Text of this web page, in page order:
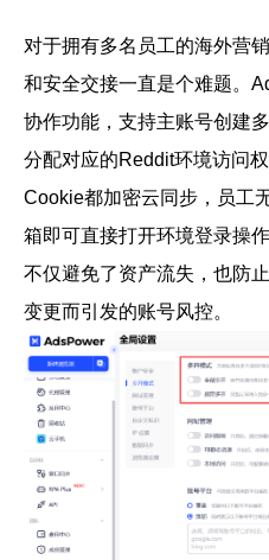
对于拥有多名员工的海外营
和安全交接一直是个难题。
协作功能，支持主账号创建
分配对应的Reddit环境访问
Cookie都加密云同步，员工
箱即可直接打开环境登录操
不仅避免了资产流失，也防
变更而引发的账号风控。